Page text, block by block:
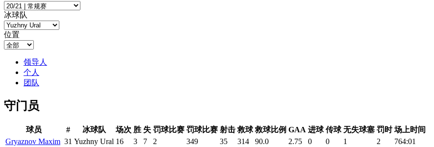
冰球队
位置
领导人
个人
团队
守门员
球员 # 冰球队 场次 胜 失 罚球比赛 罚球比赛 射击 救球 救球比例 GAA 进球 传球 无失球塞 罚时 场上时间
Gryaznov Maxim 31 Yuzhny Ural 16 3 7 2 349 35 314 90.0 2.75 0 0 1 2
764:01